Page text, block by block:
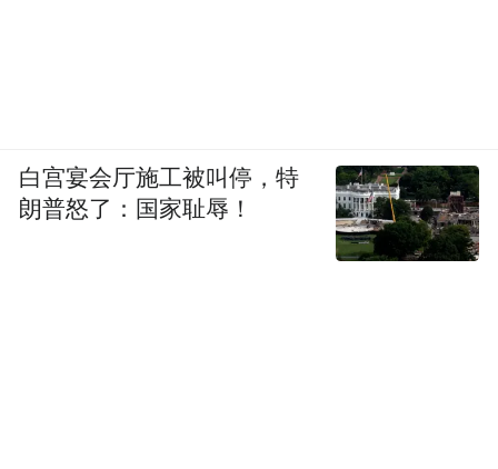
白宫宴会厅施工被叫停，特
朗普怒了：国家耻辱！